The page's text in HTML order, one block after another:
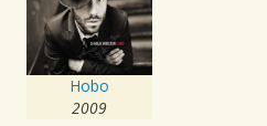
Hobo
2009